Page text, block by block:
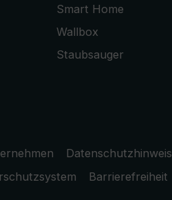
Smart Home
Wallbox
Staubsauger
Datenschutzhinweis
Barrierefreiheit